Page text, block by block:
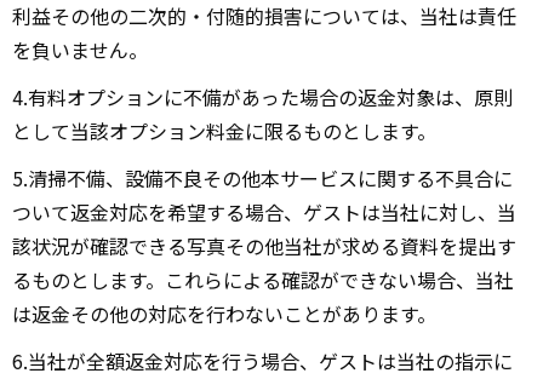
利益その他の二次的・付随的損害については、当社は責任
を負いません。
4.有料オプションに不備があった場合の返金対象は、原則
として当該オプション料金に限るものとします。
5.清掃不備、設備不良その他本サービスに関する不具合に
ついて返金対応を希望する場合、ゲストは当社に対し、当
該状況が確認できる写真その他当社が求める資料を提出す
るものとします。これらによる確認ができない場合、当社
は返金その他の対応を行わないことがあります。
6.当社が全額返金対応を行う場合、ゲストは当社の指示に